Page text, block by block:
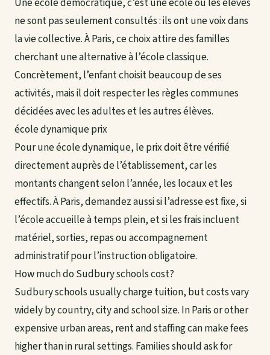
ne sont pas seulement consultés : ils ont une voix dans
la vie collective. À Paris, ce choix attire des familles
cherchant une alternative à l’école classique.
Concrètement, l’enfant choisit beaucoup de ses
activités, mais il doit respecter les règles communes
décidées avec les adultes et les autres élèves.
école dynamique prix
Pour une école dynamique, le prix doit être vérifié
directement auprès de l’établissement, car les
montants changent selon l’année, les locaux et les
effectifs. À Paris, demandez aussi si l’adresse est fixe, si
l’école accueille à temps plein, et si les frais incluent
matériel, sorties, repas ou accompagnement
administratif pour l’instruction obligatoire.
How much do Sudbury schools cost?
Sudbury schools usually charge tuition, but costs vary
widely by country, city and school size. In Paris or other
expensive urban areas, rent and staffing can make fees
higher than in rural settings. Families should ask for